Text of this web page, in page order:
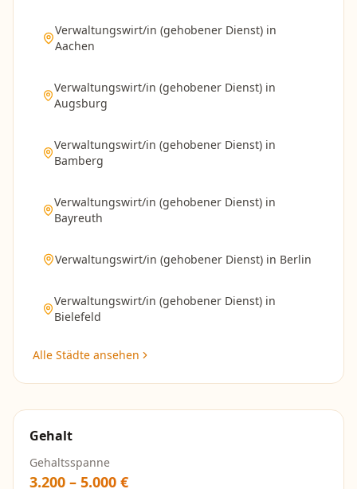
Verwaltungswirt/in (gehobener Dienst)in
Aachen
Verwaltungswirt/in (gehobener Dienst)in
Augsburg
Verwaltungswirt/in (gehobener Dienst) in
Bamberg
Verwaltungswirt/in (gehobener Dienst) in
Bayreuth
Verwaltungswirt/in (gehobener Dienst) in Berlin
Verwaltungswirt/in (gehobener Dienst) in
Bielefeld
Alle Städte ansehen
Gehalt
Gehaltsspanne
3.200 – 5.000 €